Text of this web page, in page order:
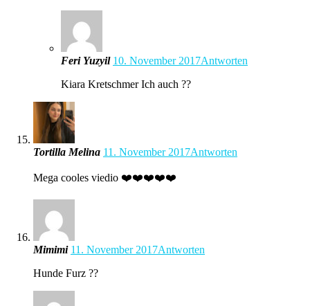
Feri Yuzyil 10. November 2017Antworten
Kiara Kretschmer Ich auch ??
Tortilla Melina 11. November 2017Antworten
Mega cooles viedio ❤️❤️❤️❤️❤️
Mimimi 11. November 2017Antworten
Hunde Furz ??